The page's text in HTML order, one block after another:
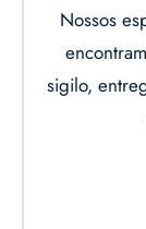
Nossos
sigilo,